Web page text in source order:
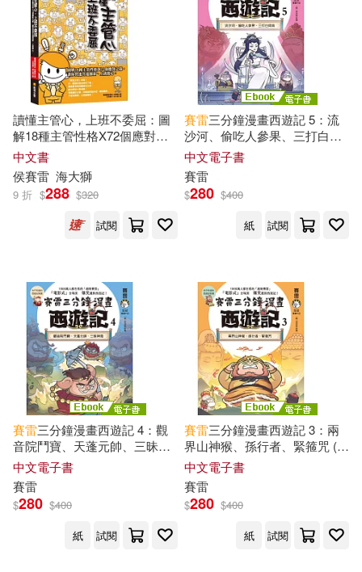
讀懂主管心，上班不委屈：圖
解18種主管性格X72個應對之
策，讓你快速升遷加薪、上班
開心
中文書
侯賽雷 海大獅
9 折 $288 $320
試閱
賽雷三分鐘漫畫西遊記 5：流
沙河、偷吃人參果、三打白骨
精 (電子書)
中文電子書
賽雷
$280 $400
紙
試閱
賽雷三分鐘漫畫西遊記 4：觀
音院鬥寶、天蓬元帥、三昧神
風 (電子書)
中文電子書
賽雷
$280 $400
紙
試閱
賽雷三分鐘漫畫西遊記 3：兩
界山神猴、孫行者、緊箍咒 (電
子書)
中文電子書
賽雷
$280 $400
紙
試閱